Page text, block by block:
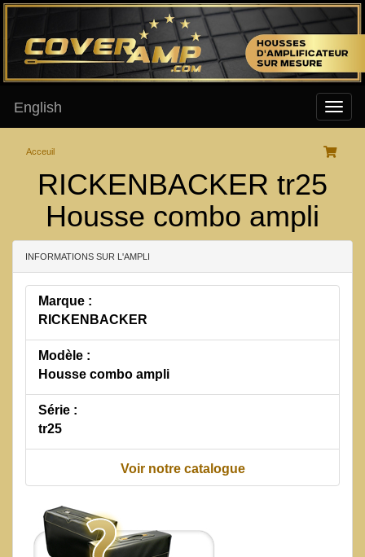
English
Acceuil
RICKENBACKER tr25
Housse combo ampli
INFORMATIONS SUR L'AMPLI
Marque :
RICKENBACKER
Modèle :
Housse combo ampli
Série :
tr25
Voir notre catalogue